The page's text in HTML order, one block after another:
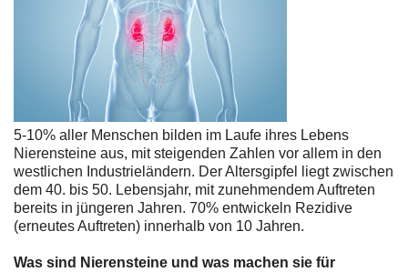
5-10% aller Menschen bilden im Laufe ihres Lebens
Nierensteine aus, mit steigenden Zahlen vor allem in den
westlichen Industrieländern. Der Altersgipfel liegt zwischen
dem 40. bis 50. Lebensjahr, mit zunehmendem Auftreten
bereits in jüngeren Jahren. 70% entwickeln Rezidive
(erneutes Auftreten) innerhalb von 10 Jahren.
Was sind Nierensteine und was machen sie für